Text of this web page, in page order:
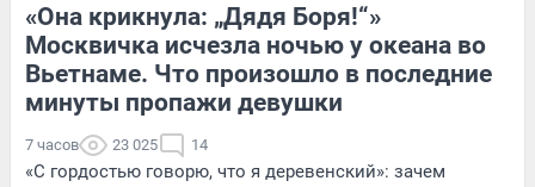
«Она крикнула: „Дядя Боря!“»
Москвичка исчезла ночью у океана во
Вьетнаме. Что произошло в последние
минуты пропажи девушки
7 часов 23 025 14
«С гордостью говорю, что я деревенский»: зачем